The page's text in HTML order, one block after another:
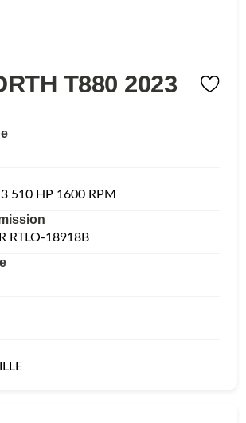
T880 2023
510 HP 1600 RPM
RTLO-18918B